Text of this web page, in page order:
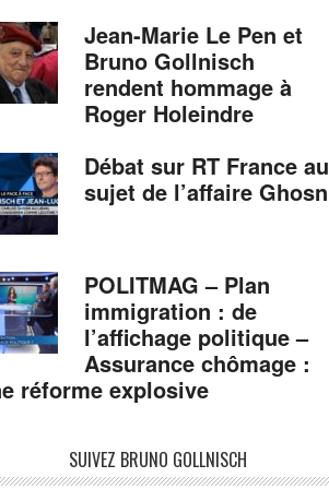
Jean-Marie Le Pen et
Bruno Gollnisch
rendent hommage à
Roger Holeindre
Débat sur RT France au
sujet de l’affaire Ghosn
POLITMAG – Plan
immigration : de
l’affichage politique –
Assurance chômage :
réforme explosive
SUIVEZ BRUNO GOLLNISCH